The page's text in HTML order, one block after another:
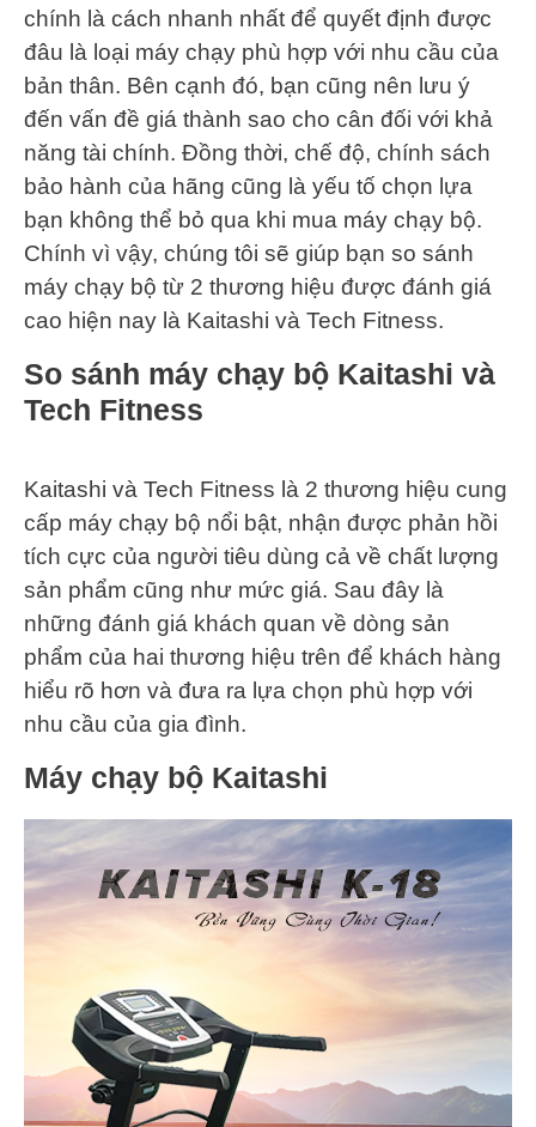
chính là cách nhanh nhất để quyết định được
đâu là loại máy chạy phù hợp với nhu cầu của
bản thân. Bên cạnh đó, bạn cũng nên lưu ý
đến vấn đề giá thành sao cho cân đối với khả
năng tài chính. Đồng thời, chế độ, chính sách
bảo hành của hãng cũng là yếu tố chọn lựa
bạn không thể bỏ qua khi mua máy chạy bộ.
Chính vì vậy, chúng tôi sẽ giúp bạn so sánh
máy chạy bộ từ 2 thương hiệu được đánh giá
cao hiện nay là Kaitashi và Tech Fitness.
So sánh máy chạy bộ Kaitashi và
Tech Fitness
Kaitashi và Tech Fitness là 2 thương hiệu cung
cấp máy chạy bộ nổi bật, nhận được phản hồi
tích cực của người tiêu dùng cả về chất lượng
sản phẩm cũng như mức giá. Sau đây là
những đánh giá khách quan về dòng sản
phẩm của hai thương hiệu trên để khách hàng
hiểu rõ hơn và đưa ra lựa chọn phù hợp với
nhu cầu của gia đình.
Máy chạy bộ Kaitashi